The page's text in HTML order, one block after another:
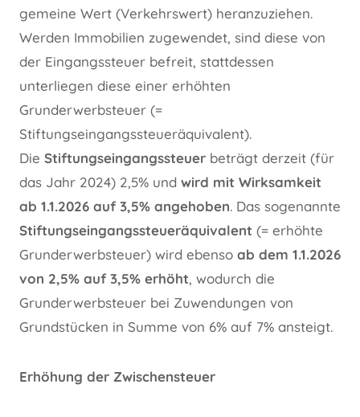
gemeine Wert (Verkehrswert) heranzuziehen.
Werden Immobilien zugewendet, sind diese von
der Eingangssteuer befreit, stattdessen
unterliegen diese einer erhöhten
Grunderwerbsteuer (=
Stiftungseingangssteueräquivalent).
Die Stiftungseingangssteuer beträgt derzeit (für
das Jahr 2024) 2,5% und wird mit Wirksamkeit
ab 1.1.2026 auf 3,5% angehoben. Das sogenannte
Stiftungseingangssteueräquivalent (= erhöhte
Grunderwerbsteuer) wird ebenso ab dem 1.1.2026
von 2,5% auf 3,5% erhöht, wodurch die
Grunderwerbsteuer bei Zuwendungen von
Grundstücken in Summe von 6% auf 7% ansteigt.
Erhöhung der Zwischensteuer